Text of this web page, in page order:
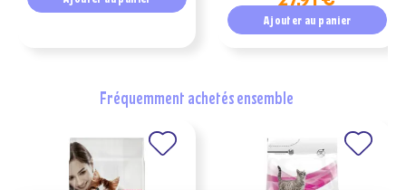
Ajouter au panier
fréquemment achetés ensemble